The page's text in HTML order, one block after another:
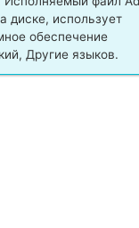
диске, использует
обеспечение
Другие языков.